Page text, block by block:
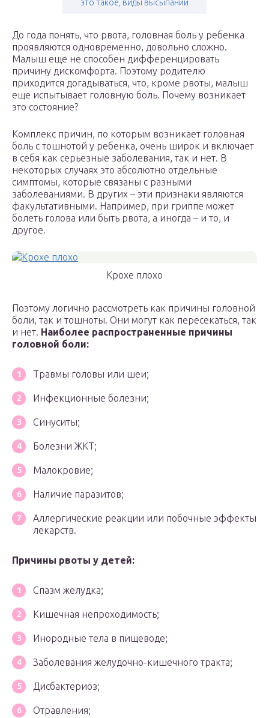
это такое, виды высыпаний
До года понять, что рвота, головная боль у ребенка
проявляются одновременно, довольно сложно.
Малыш еще не способен дифференцировать
причину дискомфорта. Поэтому родителю
приходится догадываться, что, кроме рвоты, малыш
еще испытывает головную боль. Почему возникает
это состояние?
Комплекс причин, по которым возникает головная
боль с тошнотой у ребенка, очень широк и включает
в себя как серьезные заболевания, так и нет. В
некоторых случаях это абсолютно отдельные
симптомы, которые связаны с разными
заболеваниями. В других – эти признаки являются
факультативными. Например, при гриппе может
болеть голова или быть рвота, а иногда – и то, и
другое.
Крохе плохо
Поэтому логично рассмотреть как причины головной
боли, так и тошноты. Они могут как пересекаться, так
и нет. Наиболее распространенные причины
головной боли:
Травмы головы или шеи;
Инфекционные болезни;
Синуситы;
Болезни ЖКТ;
Малокровие;
Наличие паразитов;
Аллергические реакции или побочные эффекты
лекарств.
Причины рвоты у детей:
Спазм желудка;
Кишечная непроходимость;
Инородные тела в пищеводе;
Заболевания желудочно-кишечного тракта;
Дисбактериоз;
Отравления;